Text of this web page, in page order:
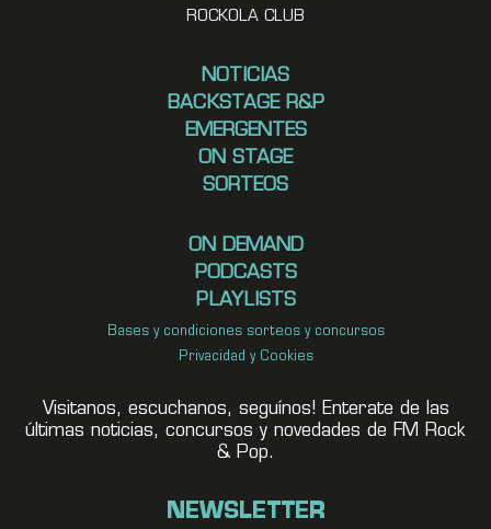
ROCKOLA CLUB
NOTICIAS
BACKSTAGE R&P
EMERGENTES
ON STAGE
SORTEOS
ON DEMAND
PODCASTS
PLAYLISTS
Bases y condiciones sorteos y concursos
Privacidad y Cookies
Visitanos, escuchanos, seguínos! Enterate de las
últimas noticias, concursos y novedades de FM Rock
& Pop.
NEWSLETTER